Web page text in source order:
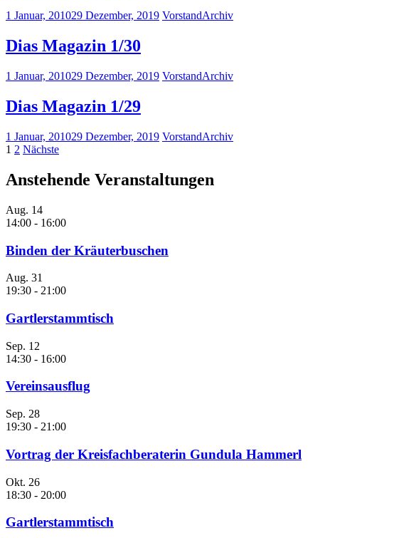
1 Januar, 201029 Dezember, 2019 VorstandArchiv
Dias Magazin 1/30
1 Januar, 201029 Dezember, 2019 VorstandArchiv
Dias Magazin 1/29
1 Januar, 201029 Dezember, 2019 VorstandArchiv
Seitennummerierung
der
Beiträge
1 2 Nächste
Anstehende Veranstaltungen
Aug. 14
14:00 - 16:00
Binden der Kräuterbuschen
Aug. 31
19:30 - 21:00
Gartlerstammtisch
Sep. 12
14:30 - 16:00
Vereinsausflug
Sep. 28
19:30 - 21:00
Vortrag der Kreisfachberaterin Gundula Hammerl
Okt. 26
18:30 - 20:00
Gartlerstammtisch